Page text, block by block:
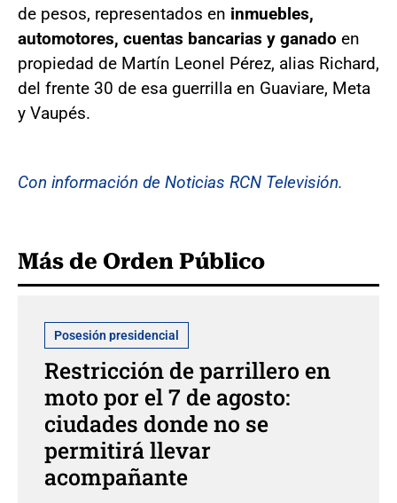
de pesos, representados en inmuebles,
automotores, cuentas bancarias y ganado en
propiedad de Martín Leonel Pérez, alias Richard,
del frente 30 de esa guerrilla en Guaviare, Meta
y Vaupés.
Con información de Noticias RCN Televisión.
Más de Orden Público
Posesión presidencial
Restricción de parrillero en
moto por el 7 de agosto:
ciudades donde no se
permitirá llevar
acompañante